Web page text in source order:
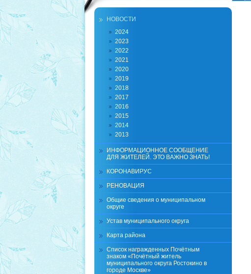
НОВОСТИ
2024
2023
2022
2021
2020
2019
2018
2017
2016
2015
2014
2013
ИНФОРМАЦИОННОЕ СООБЩЕНИЕ
ДЛЯ ЖИТЕЛЕЙ. ЭТО ВАЖНО ЗНАТЬ!
КОРОНАВИРУС
РЕНОВАЦИЯ
Общие сведения о муниципальном
округе
Устав муниципального округа
Карта района
Список награжденных Почётным
знаком «Почётный житель
муниципального округа Ростокино в
городе Москве»